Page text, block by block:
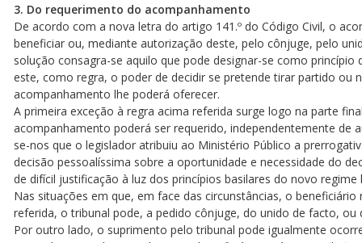
3. Do requerimento do acompanhamento
De acordo com a nova letra do artigo 141.º do Código Civil, o
beneficiar ou, mediante autorização deste, pelo cônjuge, pelo
solução consagra-se aquilo que pode designar-se como
este, como regra, o poder de decidir se pretende tirar partido ou
acompanhamento lhe poderá oferecer.
A primeira exceção à regra acima referida surge logo na parte
acompanhamento poderá ser requerido, independentemente de
se-nos que o legislador atribuiu ao Ministério Público a
decisão pessoalíssima sobre a oportunidade e necessidade do
de difícil justificação à luz dos princípios basilares do novo regime
Nas situações em que, em face das circunstâncias, o
referida, o tribunal pode, a pedido cônjuge, do unido de facto, ou
Por outro lado, o suprimento pelo tribunal pode igualmente